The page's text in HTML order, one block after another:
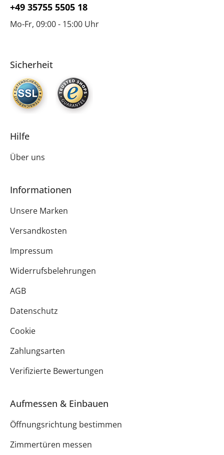
+49 35755 5505 18
Mo-Fr, 09:00 - 15:00 Uhr
Sicherheit
Hilfe
Über uns
Informationen
Unsere Marken
Versandkosten
Impressum
Widerrufsbelehrungen
AGB
Datenschutz
Cookie
Zahlungsarten
Verifizierte Bewertungen
Aufmessen & Einbauen
Öffnungsrichtung bestimmen
Zimmertüren messen